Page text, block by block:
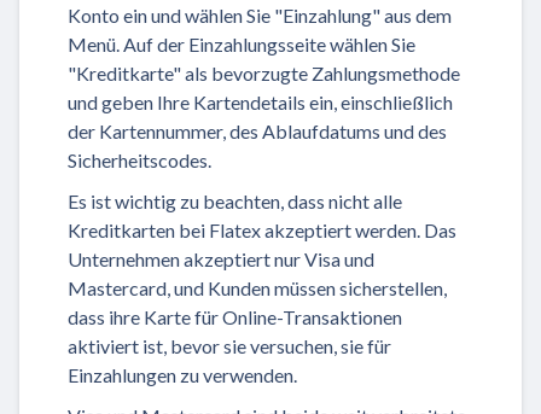
Konto ein und wählen Sie "Einzahlung" aus dem
Menü. Auf der Einzahlungsseite wählen Sie
"Kreditkarte" als bevorzugte Zahlungsmethode
und geben Ihre Kartendetails ein, einschließlich
der Kartennummer, des Ablaufdatums und des
Sicherheitscodes.
Es ist wichtig zu beachten, dass nicht alle
Kreditkarten bei Flatex akzeptiert werden. Das
Unternehmen akzeptiert nur Visa und
Mastercard, und Kunden müssen sicherstellen,
dass ihre Karte für Online-Transaktionen
aktiviert ist, bevor sie versuchen, sie für
Einzahlungen zu verwenden.